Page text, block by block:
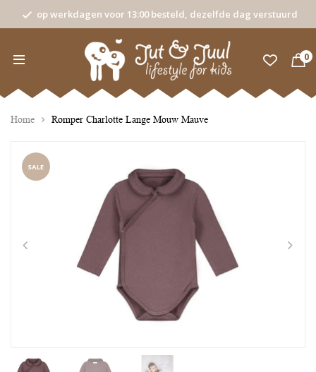
op werkdagen voor 13:00 besteld, dezelfde dag verstuurd
0
Home Romper Charlotte Lange Mouw Mauve
SALE